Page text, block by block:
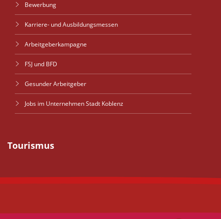
Bewerbung
Karriere- und Ausbildungsmessen
Arbeitgeberkampagne
FSJ und BFD
Gesunder Arbeitgeber
Jobs im Unternehmen Stadt Koblenz
Tourismus